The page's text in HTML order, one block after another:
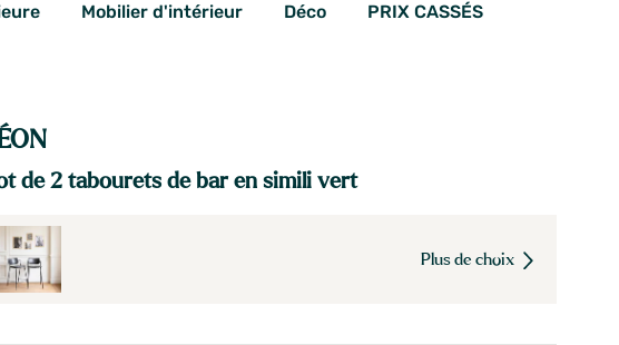
Mobilier d'intérieur Déco PRIX CASSÉS
de 2 tabourets de bar en simili vert
Plus de choix